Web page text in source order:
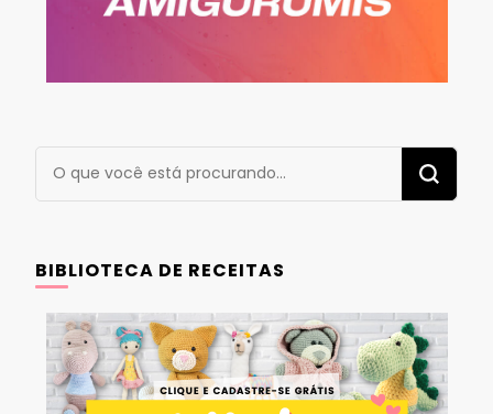
Procurando
algo?
BIBLIOTECA DE RECEITAS